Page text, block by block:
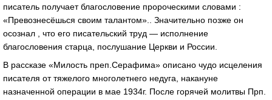
писатель получает благословение пророческими словами :
«Превознесёшься своим талантом».. Значительно позже он
осознал , что его писательский труд — исполнение
благословения старца, послушание Церкви и России.
В рассказе «Милость преп.Серафима» описано чудо исцеления
писателя от тяжелого многолетнего недуга, накануне
назначенной операции в мае 1934г. После горячей молитвы Прп.